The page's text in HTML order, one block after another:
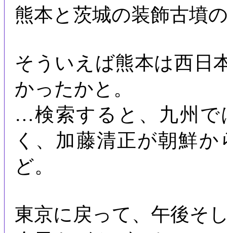
熊本と茨城の装飾古墳
そういえば熊本は西日
かったかと。
…検索すると、九州で
く、加藤清正が朝鮮
ど。
東京に戻って、午後そ